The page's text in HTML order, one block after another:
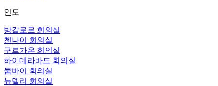
인도
방갈로르 회의실
첸나이 회의실
구르가온 회의실
하이데라바드 회의실
뭄바이 회의실
뉴델리 회의실